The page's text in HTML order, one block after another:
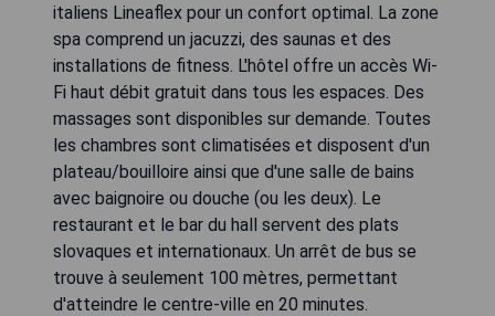
italiens Lineaflex pour un confort optimal. La zone
spa comprend un jacuzzi, des saunas et des
installations de fitness. L'hôtel offre un accès Wi-
Fi haut débit gratuit dans tous les espaces. Des
massages sont disponibles sur demande. Toutes
les chambres sont climatisées et disposent d'un
plateau/bouilloire ainsi que d'une salle de bains
avec baignoire ou douche (ou les deux). Le
restaurant et le bar du hall servent des plats
slovaques et internationaux. Un arrêt de bus se
trouve à seulement 100 mètres, permettant
d'atteindre le centre-ville en 20 minutes.